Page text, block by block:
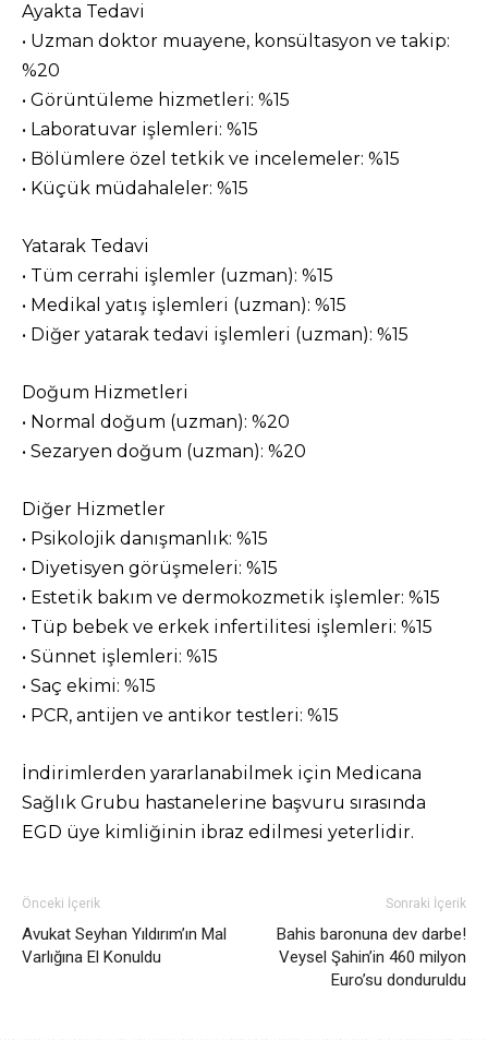
Ayakta Tedavi
• Uzman doktor muayene, konsültasyon ve takip:
%20
• Görüntüleme hizmetleri: %15
• Laboratuvar işlemleri: %15
• Bölümlere özel tetkik ve incelemeler: %15
• Küçük müdahaleler: %15
Yatarak Tedavi
• Tüm cerrahi işlemler (uzman): %15
• Medikal yatış işlemleri (uzman): %15
• Diğer yatarak tedavi işlemleri (uzman): %15
Doğum Hizmetleri
• Normal doğum (uzman): %20
• Sezaryen doğum (uzman): %20
Diğer Hizmetler
• Psikolojik danışmanlık: %15
• Diyetisyen görüşmeleri: %15
• Estetik bakım ve dermokozmetik işlemler: %15
• Tüp bebek ve erkek infertilitesi işlemleri: %15
• Sünnet işlemleri: %15
• Saç ekimi: %15
• PCR, antijen ve antikor testleri: %15
İndirimlerden yararlanabilmek için Medicana
Sağlık Grubu hastanelerine başvuru sırasında
EGD üye kimliğinin ibraz edilmesi yeterlidir.
Önceki İçerik
Avukat Seyhan Yıldırım’ın Mal
Varlığına El Konuldu
Sonraki İçerik
Bahis baronuna dev darbe!
Veysel Şahin’in 460 milyon
Euro’su donduruldu